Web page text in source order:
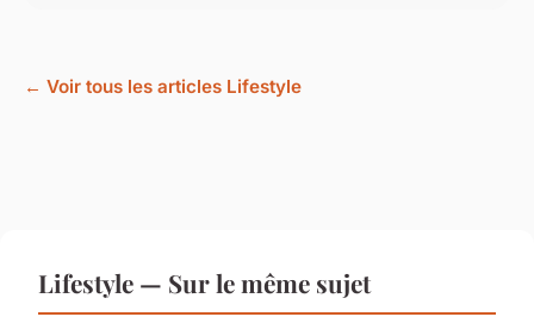
← Voir tous les articles Lifestyle
Lifestyle — Sur le même sujet